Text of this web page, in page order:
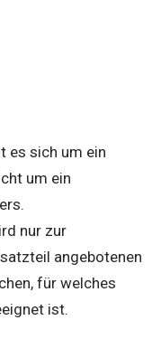
es sich um ein
um ein
nur zur
angebotenen
für welches
ist.